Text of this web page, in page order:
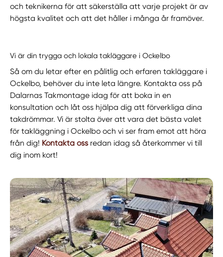
och teknikerna för att säkerställa att varje projekt är av
högsta kvalitet och att det håller i många år framöver.
Vi är din trygga och lokala takläggare i Ockelbo
Så om du letar efter en pålitlig och erfaren takläggare i
Ockelbo, behöver du inte leta längre. Kontakta oss på
Dalarnas Takmontage idag för att boka in en
konsultation och låt oss hjälpa dig att förverkliga dina
takdrömmar. Vi är stolta över att vara det bästa valet
för takläggning i Ockelbo och vi ser fram emot att höra
från dig! Kontakta oss redan idag så återkommer vi till
dig inom kort!